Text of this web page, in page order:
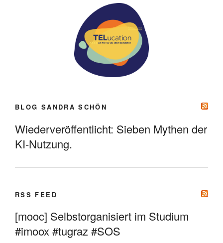
BLOG SANDRA SCHÖN
Wiederveröffentlicht: Sieben Mythen der
KI-Nutzung.
RSS FEED
[mooc] Selbstorganisiert im Studium
#imoox #tugraz #SOS